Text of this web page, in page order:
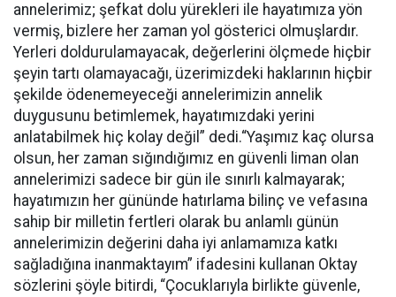
annelerimiz; şefkat dolu yürekleri ile hayatımıza yön
vermiş, bizlere her zaman yol gösterici olmuşlardır.
Yerleri doldurulamayacak, değerlerini ölçmede hiçbir
şeyin tartı olamayacağı, üzerimizdeki haklarının hiçbir
şekilde ödenemeyeceği annelerimizin annelik
duygusunu betimlemek, hayatımızdaki yerini
anlatabilmek hiç kolay değil” dedi.“Yaşımız kaç olursa
olsun, her zaman sığındığımız en güvenli liman olan
annelerimizi sadece bir gün ile sınırlı kalmayarak;
hayatımızın her gününde hatırlama bilinç ve vefasına
sahip bir milletin fertleri olarak bu anlamlı günün
annelerimizin değerini daha iyi anlamamıza katkı
sağladığına inanmaktayım” ifadesini kullanan Oktay
sözlerini şöyle bitirdi, “Çocuklarıyla birlikte güvenle,